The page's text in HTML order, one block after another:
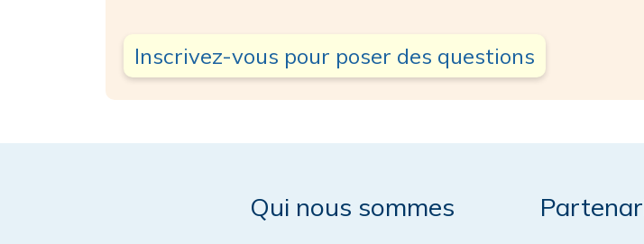
Inscrivez-vous pour poser des questions
Qui nous sommes